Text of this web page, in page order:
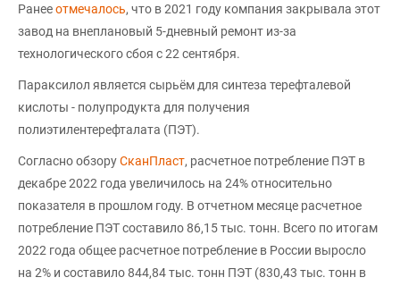
Ранееотмечалось, что в 2021 году компания закрывала этот
завод на внеплановый 5-дневный ремонт из-за
технологического сбоя с 22 сентября.
Параксилол является сырьём для синтеза терефталевой
кислоты - полупродукта для получения
полиэтилентерефталата (ПЭТ).
Согласно обзоруСканПласт, расчетное потребление ПЭТ в
декабре 2022 года увеличилось на 24% относительно
показателя в прошлом году. В отчетном месяце расчетное
потребление ПЭТ составило 86,15 тыс. тонн. Всего по итогам
2022 года общее расчетное потребление в России выросло
на 2% и составило 844,84 тыс. тонн ПЭТ (830,43 тыс. тонн в